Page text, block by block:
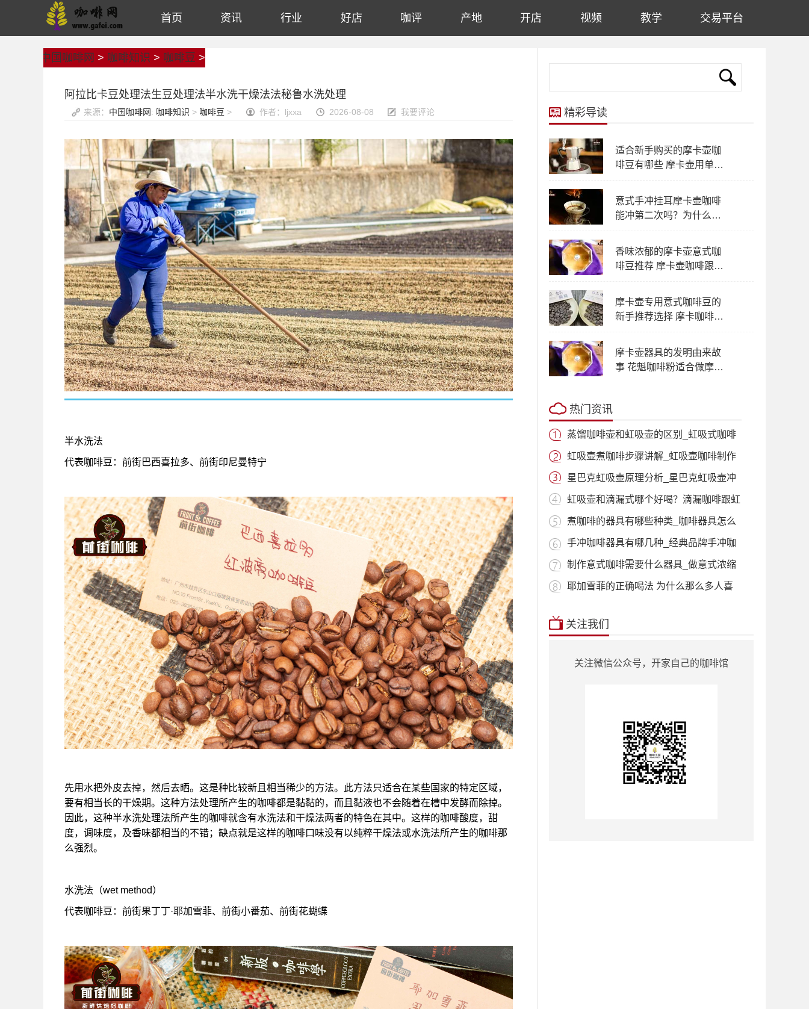
首页 资讯 行业 好店 咖评 产地 开店 视频 教学 交易平台
中国咖啡网 > 咖啡知识 > 咖啡豆 >
阿拉比卡豆处理法生豆处理法半水洗干燥法法秘鲁水洗处理
来源： 中国咖啡网: 咖啡知识 > 咖啡豆 > 作者：ljxxa 2026-08-08 我要评论
半水洗法
代表咖啡豆：前街巴西喜拉多、前街印尼曼特宁
先用水把外皮去掉，然后去晒。这是种比较新且相当稀少的方法。此方法只适合在某些国家的特定区域，
要有相当长的干燥期。这种方法处理所产生的咖啡都是黏黏的，而且黏液也不会随着在槽中发酵而除掉。
因此，这种半水洗处理法所产生的咖啡就含有水洗法和干燥法两者的特色在其中。这样的咖啡酸度，甜
度，调味度，及香味都相当的不错；缺点就是这样的咖啡口味没有以纯粹干燥法或水洗法所产生的咖啡那
么强烈。
水洗法（wet method）
代表咖啡豆：前街果丁丁·耶加雪菲、前街小番茄、前街花蝴蝶
精彩导读
适合新手购买的摩卡壶咖
啡豆有哪些 摩卡壶用单品
意式手冲挂耳摩卡壶咖啡
能冲第二次吗？为什么咖
次？
香味浓郁的摩卡壶意式咖
啡豆推荐 摩卡壶咖啡跟意
摩卡壶专用意式咖啡豆的
新手推荐选择 摩卡咖啡壶
议
摩卡壶器具的发明由来故
事 花魁咖啡粉适合做摩卡
热门资讯
蒸馏咖啡壶和虹吸壶的区别_虹吸式咖啡
壶适虹吸壶煮咖啡步骤讲解_虹吸壶咖啡制作
过程星巴克虹吸壶原理分析_星巴克虹吸壶冲
泡咖虹吸壶和滴漏式哪个好喝？滴漏咖啡跟虹
吸咖煮咖啡的器具有哪些种类_咖啡器具怎么
用_什手冲咖啡器具有哪几种_经典品牌手冲咖
啡器制作意式咖啡需要什么器具_做意式浓缩
咖啡耶加雪菲的正确喝法 为什么那么多人喜
本站推荐: 星巴克菜单2018价目表
啡 | 曼特宁 |
单品咖啡种类 | 90+咖啡豆 | 罗蜜奇
关注我们
关注微信公众号，开家自己的咖啡馆